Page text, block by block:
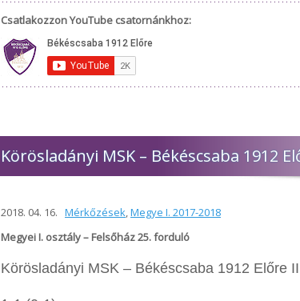
Csatlakozzon YouTube csatornánkhoz:
Körösladányi MSK – Békéscsaba 1912
2018. 04. 16. Mérkőzések,Megye I. 2017-2018
Megyei I. osztály – Felsőház 25. forduló
Körösladányi MSK – Békéscsaba 1912 Előre